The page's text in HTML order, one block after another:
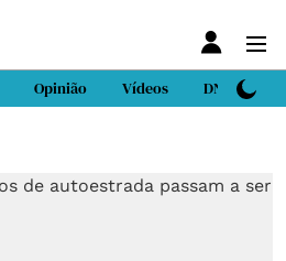
Opinião Vídeos DN Sport